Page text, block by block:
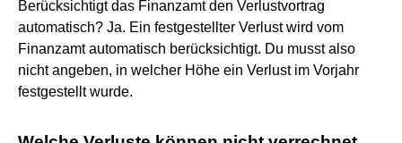
Berücksichtigt das Finanzamt den Verlustvortrag
automatisch? Ja. Ein festgestellter Verlust wird vom
Finanzamt automatisch berücksichtigt. Du musst also
nicht angeben, in welcher Höhe ein Verlust im Vorjahr
festgestellt wurde.